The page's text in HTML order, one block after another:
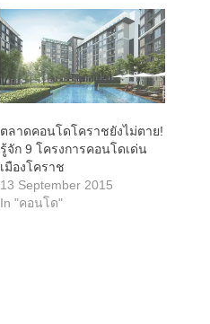
ตลาดคอนโดโคราชยังไม่ตาย!
รู้จัก 9 โครงการคอนโดเด่น
เมืองโคราช
13 September 2015
In "คอนโด"